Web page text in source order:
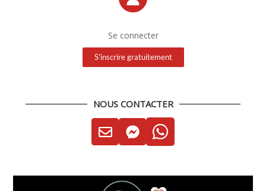
Se connecter
S'inscrire gratuitement
NOUS CONTACTER